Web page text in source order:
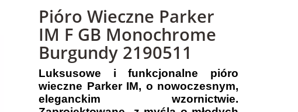
Pióro Wieczne Parker
IM F GB Monochrome
Burgundy 2190511
Luksusowe i funkcjonalne pióro
wieczne Parker IM, o nowoczesnym,
eleganckim wzornictwie.